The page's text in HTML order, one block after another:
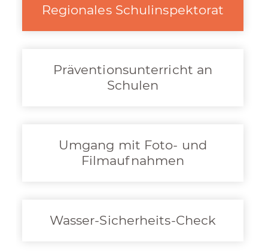
Regionales Schulinspektorat
Präventionsunterricht an
Schulen
Umgang mit Foto- und
Filmaufnahmen
Wasser-Sicherheits-Check